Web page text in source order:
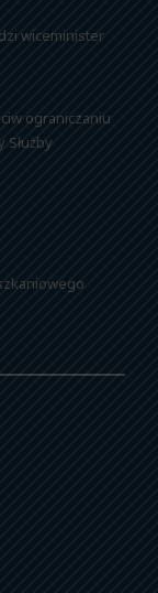
wiceminister
ograniczaniu